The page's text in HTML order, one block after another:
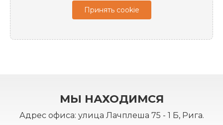
Принять cookie
МЫ НАХОДИМСЯ
Адрес офиса: улица Лачплеша 75 - 1 Б, Рига.